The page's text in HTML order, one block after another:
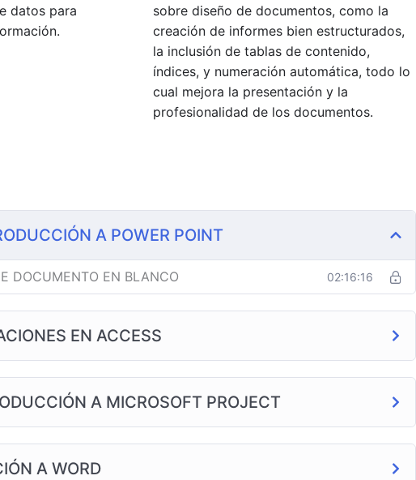
datos para
sobre diseño de documentos, como la
creación de informes bien estructurados,
la inclusión de tablas de contenido,
índices, y numeración automática, todo lo
cual mejora la presentación y la
profesionalidad de los documentos.
A POWER POINT
DOCUMENTO EN BLANCO 02:16:16
EN ACCESS
A MICROSOFT PROJECT
A WORD